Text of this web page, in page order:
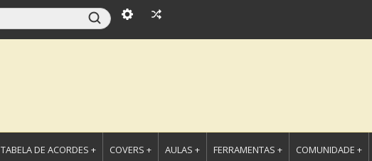
TABELA DE ACORDES + COVERS + AULAS + FERRAMENTAS + COMUNIDADE +